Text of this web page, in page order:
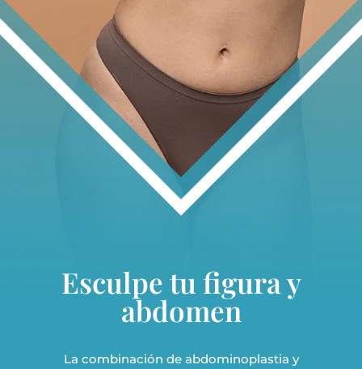
Esculpe tu figura y
abdomen
La combinación de abdominoplastia y